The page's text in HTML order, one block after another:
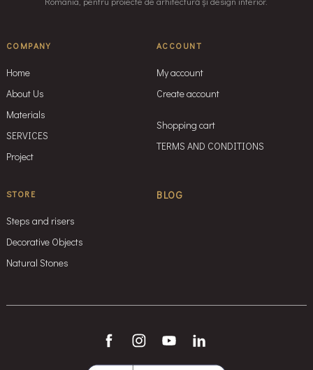
COMPANY
Home
About Us
Materials
SERVICES
Project
ACCOUNT
My account
Create account
Shopping cart
TERMS AND CONDITIONS
STORE
Steps and risers
Decorative Objects
Natural Stones
BLOG